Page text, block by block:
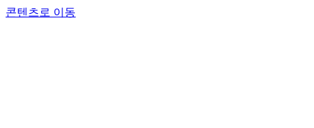
콘텐츠로 이동